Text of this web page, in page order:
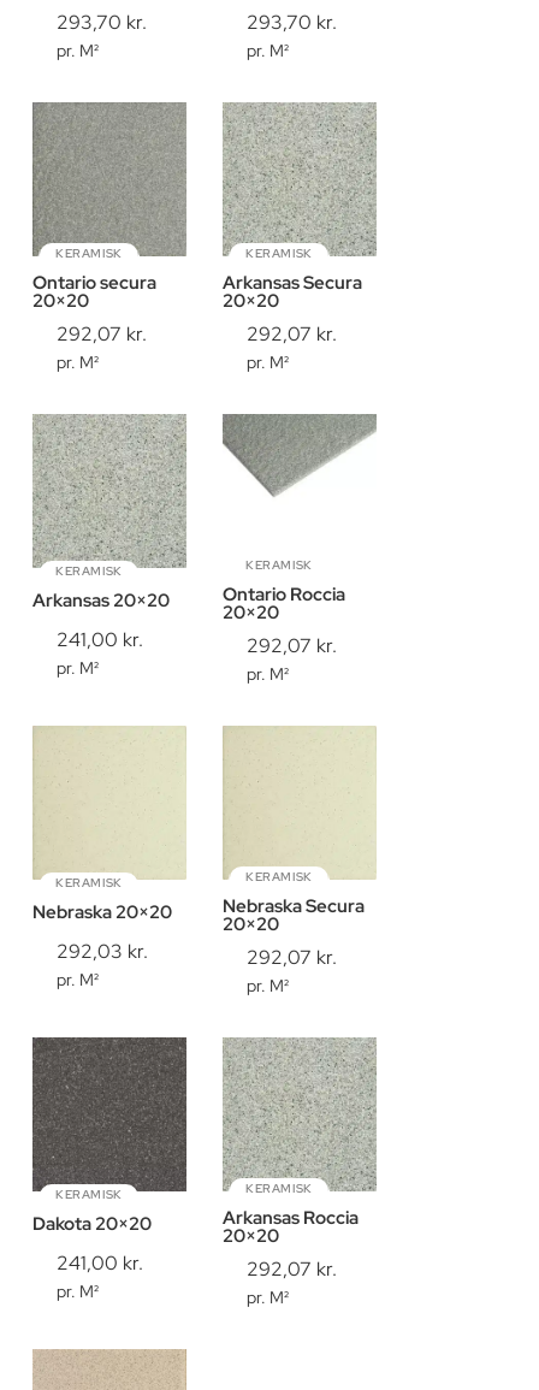
293,70 kr.
pr. M²
293,70 kr.
pr. M²
KERAMISK
Ontario secura
20×20
292,07 kr.
pr. M²
KERAMISK
Arkansas Secura
20×20
292,07 kr.
pr. M²
KERAMISK
Arkansas 20×20
241,00 kr.
pr. M²
KERAMISK
Ontario Roccia
20×20
292,07 kr.
pr. M²
KERAMISK
Nebraska 20×20
292,03 kr.
pr. M²
KERAMISK
Nebraska Secura
20×20
292,07 kr.
pr. M²
KERAMISK
Dakota 20×20
241,00 kr.
pr. M²
KERAMISK
Arkansas Roccia
20×20
292,07 kr.
pr. M²